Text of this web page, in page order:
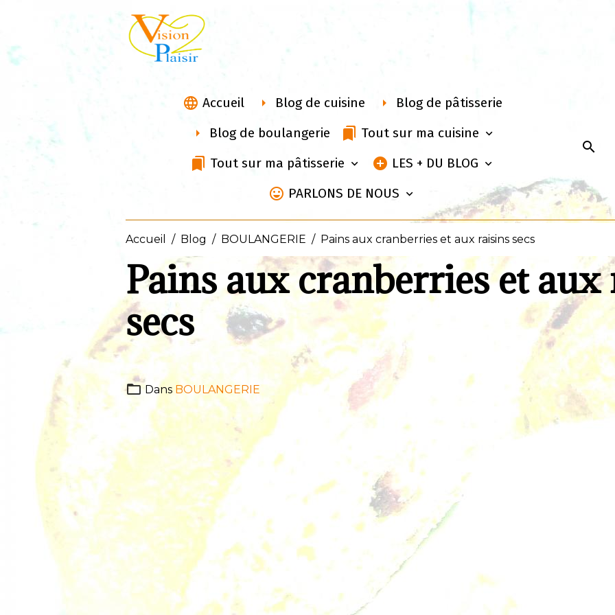
Accueil Blog de cuisine
Blog de pâtisserie
Blog de boulangerie
Tout sur ma cuisine
Tout sur ma pâtisserie
LES + DU BLOG
PARLONS DE NOUS
Accueil Blog BOULANGERIE Pains aux cranberries et aux raisins secs
Pains aux cranberries et aux
secs
Dans BOULANGERIE